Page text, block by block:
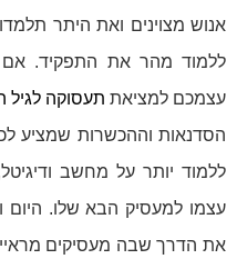
אנוש מצוינים ואת היתר
ללמוד מהר את התפקיד. אם
עצמכם למציאת תעסוקה לגיל
הסדנאות וההכשרות שמציע
ללמוד יותר על מחשב
עצמו למעסיק הבא שלו. היום
את הדרך שבה מעסיקים